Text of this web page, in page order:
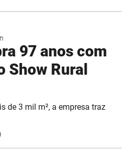
97 anos com
Show Rural
de 3 mil m², a empresa traz